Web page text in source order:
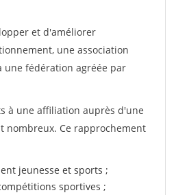
et d'améliorer
une association
fédération agréée par
à une affiliation auprès d'une
nombreux. Ce rapprochement
jeunesse et sports ;
sportives ;